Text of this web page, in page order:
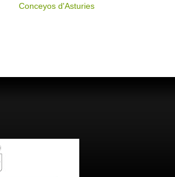
Conceyos d'Asturies